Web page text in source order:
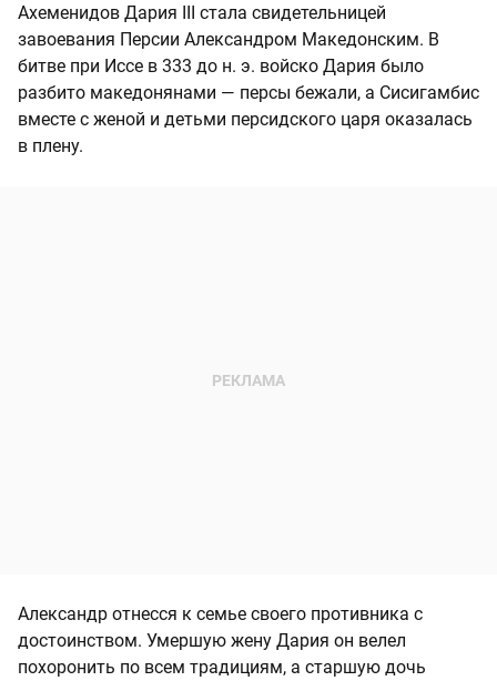
Ахеменидов Дария III стала свидетельницей
завоевания Персии Александром Македонским. В
битве при Иссе в 333 до н. э. войско Дария было
разбито македонянами — персы бежали, а Сисигамбис
вместе с женой и детьми персидского царя оказалась
в плену.
Александр отнесся к семье своего противника с
достоинством. Умершую жену Дария он велел
похоронить по всем традициям, а старшую дочь